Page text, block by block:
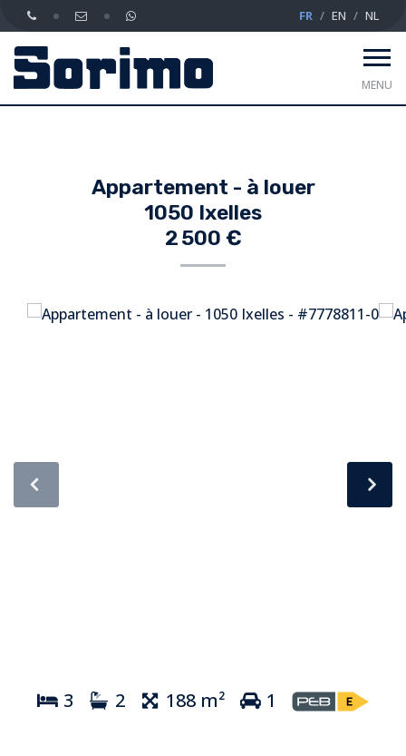
FR EN NL
MENU
Appartement - à louer
1050 Ixelles
2 500 €
3 2 188 m² 1